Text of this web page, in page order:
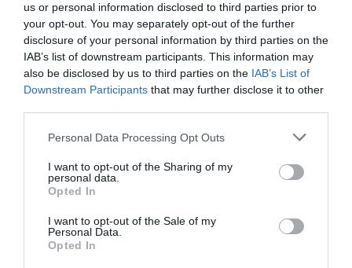
us or personal information disclosed to third parties prior to
your opt-out. You may separately opt-out of the further
disclosure of your personal information by third parties on the
IAB’s list of downstream participants. This information may
also be disclosed by us to third parties on the IAB’s List of
Downstream Participants that may further disclose it to other
Personal Data Processing Opt Outs
I want to opt-out of the Sharing of my
personal data.
Opted In
I want to opt-out of the Sale of my
Personal Data.
Opted In